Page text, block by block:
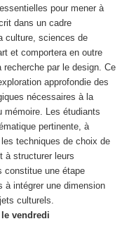
pour mener à
dans un cadre
culture, sciences de
et comportera en outre
par le design. Ce
approfondie des
nécessaires à la
mémoire. Les étudiants
pertinente, à
techniques de choix de
à structurer leurs
constitue une étape
à intégrer une dimension
culturels.
vendredi